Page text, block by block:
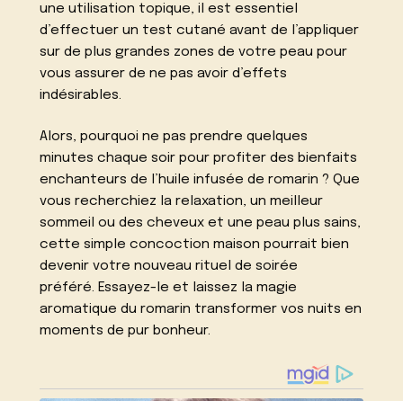
une utilisation topique, il est essentiel
d’effectuer un test cutané avant de l’appliquer
sur de plus grandes zones de votre peau pour
vous assurer de ne pas avoir d’effets
indésirables.
Alors, pourquoi ne pas prendre quelques
minutes chaque soir pour profiter des bienfaits
enchanteurs de l’huile infusée de romarin ? Que
vous recherchiez la relaxation, un meilleur
sommeil ou des cheveux et une peau plus sains,
cette simple concoction maison pourrait bien
devenir votre nouveau rituel de soirée
préféré. Essayez-le et laissez la magie
aromatique du romarin transformer vos nuits en
moments de pur bonheur.